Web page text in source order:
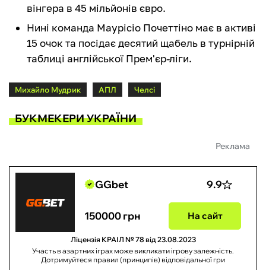
вінгера в 45 мільйонів євро.
Нині команда Маурісіо Почеттіно має в активі
15 очок та посідає десятий щабель в турнірній
таблиці англійської Прем'єр-ліги.
Михайло Мудрик АПЛ Челсі
БУКМЕКЕРИ УКРАЇНИ
Реклама
GGbet 9.9
150000 грн На сайт
Ліцензія КРАІЛ № 78 від 23.08.2023
Участь в азартних іграх може викликати ігрову залежність.
Дотримуйтеся правил (принципів) відповідальної гри